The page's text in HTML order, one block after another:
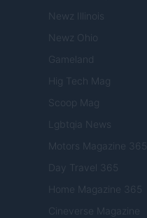
Newz Illinois
Newz Ohio
Gameland
Hig Tech Mag
Scoop Mag
Lgbtqia News
Motors Magazine 365
Day Travel 365
Home Magazine 365
Cineverse Magazine